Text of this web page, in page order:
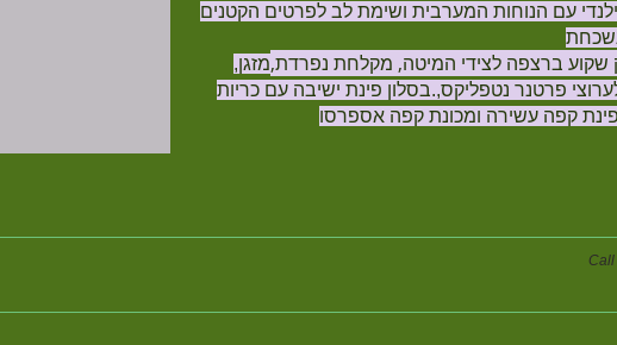
עם הנוחות המערבית ושימת לב לפרטים הקטנים
שקוע ברצפה לצידי המיטה, מקלחת נפרדת,מזגן,
פרטנר נטפליקס,.בסלון פינת ישיבה עם כריות